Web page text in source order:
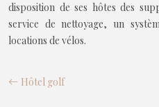
disposition de ses hôtes des
service de nettoyage, un
locations de vélos.
Hôtel golf